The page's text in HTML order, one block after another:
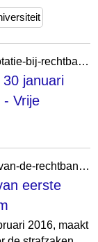
https://research.vu.nl/en/publications/annotatie-bij-rechtbank-haarlem-30-januari-2009-nrs-0803992-en-08/
januari
- Vrije
https://news.belgium.be/nl/zaakverdeling-van-de-rechtbank-van-eerste-aanleg-van-namen
eerste
2016, maakt